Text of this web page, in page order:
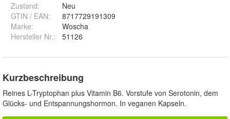
Zustand:
Neu
GTIN / EAN:
8717729191309
Marke:
Woscha
Hersteller Nr.:
51126
Kurzbeschreibung
Reines L-Tryptophan plus Vitamin B6. Vorstufe von Serotonin, dem
Glücks- und Entspannungshormon. In veganen Kapseln.